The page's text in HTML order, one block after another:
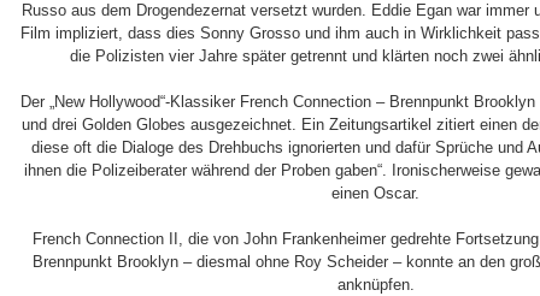
Russo aus dem Drogendezernat versetzt wurden. Eddie Egan war immer
Film impliziert, dass dies Sonny Grosso und ihm auch in Wirklichkeit
die Polizisten vier Jahre später getrennt und klärten noch zwei
Der „New Hollywood“-Klassiker French Connection – Brennpunkt
und drei Golden Globes ausgezeichnet. Ein Zeitungsartikel zitiert einen
diese oft die Dialoge des Drehbuchs ignorierten und dafür Sprüche und
ihnen die Polizeiberater während der Proben gaben“. Ironischerweise
einen Oscar.
French Connection II, die von John Frankenheimer gedrehte
Brennpunkt Brooklyn – diesmal ohne Roy Scheider – konnte an den
anknüpfen.